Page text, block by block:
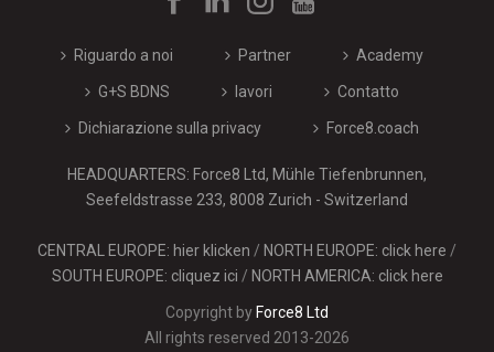
Riguardo a noi Partner Academy
G+S BDNS lavori Contatto
Dichiarazione sulla privacy Force8.coach
HEADQUARTERS: Force8 Ltd, Mühle Tiefenbrunnen,
Seefeldstrasse 233, 8008 Zurich - Switzerland
CENTRAL EUROPE: hier klicken / NORTH EUROPE: click here /
SOUTH EUROPE: cliquez ici / NORTH AMERICA: click here
Copyright by Force8 Ltd
All rights reserved 2013-2026